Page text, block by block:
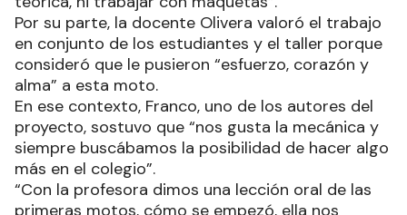
Por su parte, la docente Olivera valoró el trabajo
en conjunto de los estudiantes y el taller porque
consideró que le pusieron “esfuerzo, corazón y
alma” a esta moto.
En ese contexto, Franco, uno de los autores del
proyecto, sostuvo que “nos gusta la mecánica y
siempre buscábamos la posibilidad de hacer algo
más en el colegio”.
“Con la profesora dimos una lección oral de las